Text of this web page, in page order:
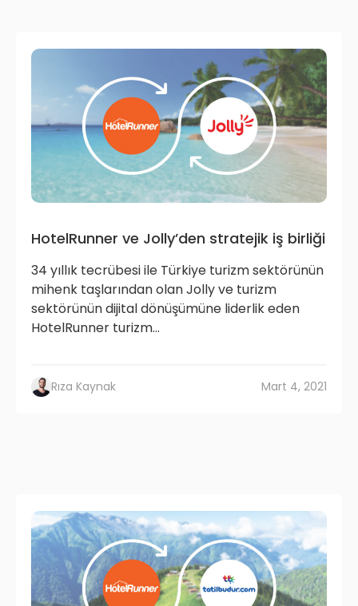
HotelRunner ve Jolly’den stratejik iş birliği
34 yıllık tecrübesi ile Türkiye turizm sektörünün
mihenk taşlarından olan Jolly ve turizm
sektörünün dijital dönüşümüne liderlik eden
HotelRunner turizm...
Rıza Kaynak Mart 4, 2021